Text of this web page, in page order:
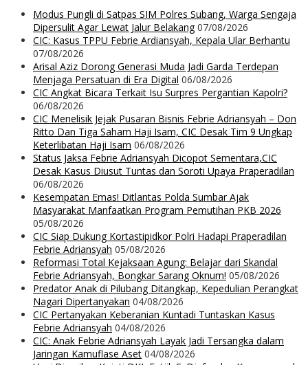
Modus Pungli di Satpas SIM Polres Subang, Warga Sengaja
Dipersulit Agar Lewat Jalur Belakang 07/08/2026
CIC: Kasus TPPU Febrie Ardiansyah, Kepala Ular Berhantu
07/08/2026
Arisal Aziz Dorong Generasi Muda Jadi Garda Terdepan
Menjaga Persatuan di Era Digital 06/08/2026
CIC Angkat Bicara Terkait Isu Surpres Pergantian Kapolri?
06/08/2026
CIC Menelisik Jejak Pusaran Bisnis Febrie Adriansyah – Don
Ritto Dan Tiga Saham Haji Isam, CIC Desak Tim 9 Ungkap
Keterlibatan Haji Isam 06/08/2026
Status Jaksa Febrie Adriansyah Dicopot Sementara,CIC
Desak Kasus Diusut Tuntas dan Soroti Upaya Praperadilan
06/08/2026
Kesempatan Emas! Ditlantas Polda Sumbar Ajak
Masyarakat Manfaatkan Program Pemutihan PKB 2026
05/08/2026
CIC Siap Dukung Kortastipidkor Polri Hadapi Praperadilan
Febrie Adriansyah 05/08/2026
Reformasi Total Kejaksaan Agung: Belajar dari Skandal
Febrie Adriansyah, Bongkar Sarang Oknum! 05/08/2026
Predator Anak di Pilubang Ditangkap, Kepedulian Perangkat
Nagari Dipertanyakan 04/08/2026
CIC Pertanyakan Keberanian Kuntadi Tuntaskan Kasus
Febrie Adriansyah 04/08/2026
CIC: Anak Febrie Adriansyah Layak Jadi Tersangka dalam
Jaringan Kamuflase Aset 04/08/2026